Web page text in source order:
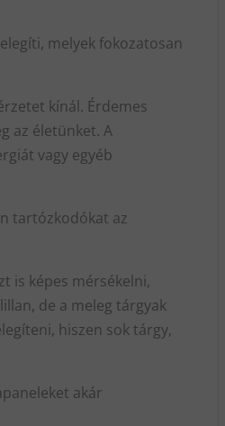
melyek fokozatosan
kínál. Érdemes
az életünket. A
vagy egyéb
tartózkodókat az
is képes mérsékelni,
de a meleg tárgyak
hiszen sok tárgy,
akár